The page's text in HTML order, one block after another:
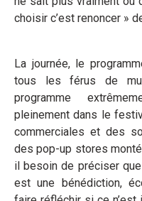
choisir c’est renoncer »
La journée, le
tous les férus de
programme
pleinement dans le
commerciales et des
des pop-up stores
il besoin de préciser que
est une bénédiction,